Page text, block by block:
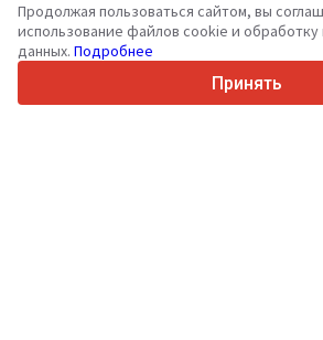
36Поддерживаемых языков
4.7/5
Продолжая пользоваться сайтом, вы
использование файлов cookie и
данных. Подробнее
Принять